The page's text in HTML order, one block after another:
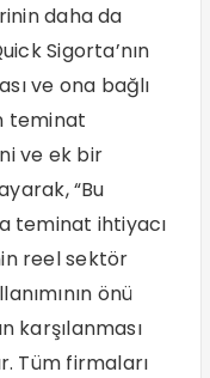
daha da
Sigorta’nın
ve ona bağlı
teminat
ve ek bir
“Bu
teminat ihtiyacı
reel sektör
önü
karşılanması
Tüm firmaları